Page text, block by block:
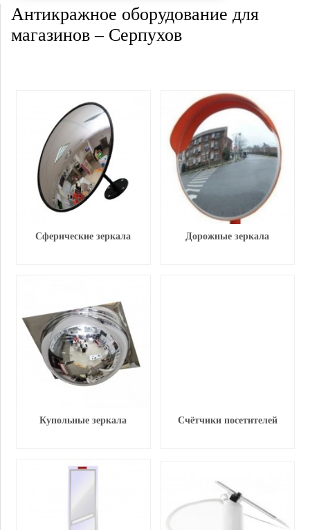
Антикражное оборудование для
магазинов – Серпухов
Сферические зеркала Дорожные зеркала
Купольные зеркала Счётчики посетителей